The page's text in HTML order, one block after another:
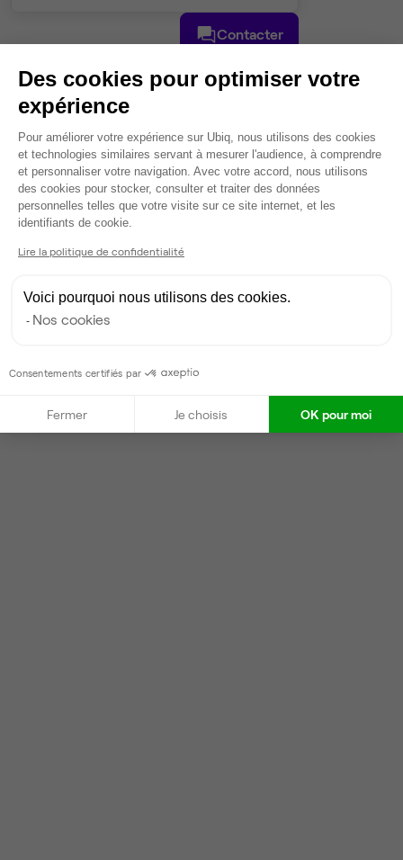
Contacter
Des cookies pour optimiser votre
expérience
Plateforme de Gestion du
Pour améliorer votre expérience sur Ubiq, nous utilisons des cookies
et technologies similaires servant à mesurer l'audience, à comprendre
et personnaliser votre navigation. Avec votre accord, nous utilisons
des cookies pour stocker, consulter et traiter des données
personnelles telles que votre visite sur ce site internet, et les
identifiants de cookie.
Lire la politique de confidentialité
Voici pourquoi nous utilisons des cookies.
Nos cookies
Consentements certifiés par
Fermer Je choisis OK pour moi